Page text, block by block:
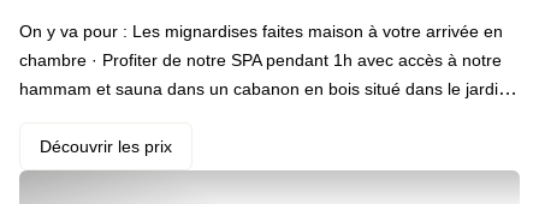
On y va pour : Les mignardises faites maison à votre arrivée en
chambre · Profiter de notre SPA pendant 1h avec accès à notre
hammam et sauna dans un cabanon en bois situé dans le jardin
menu gastronomique en 3 étapes spécialement élaboré pour les
clients Staycation dans notre restaurant à l'ambiance feutré · Le
Découvrir les prix